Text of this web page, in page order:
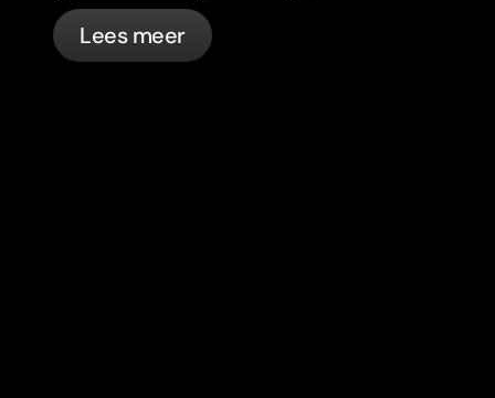
verkeersregels en bankzaken voor
expats in Frankrijk met bunq.
Lees meer